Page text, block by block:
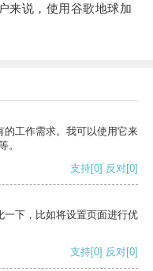
说，使用谷歌地球加
的工作需求。我可以使用它来
。
支持[0] 反对[0]
一下，比如将设置页面进行优
支持[0] 反对[0]